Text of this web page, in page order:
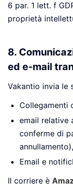
6 par. 1 lett. f
proprietà
8.
ed e-mail
Vakantio invia le
Collegamenti
email relative
conferme di
annullamento),
Email e
Il corriere è